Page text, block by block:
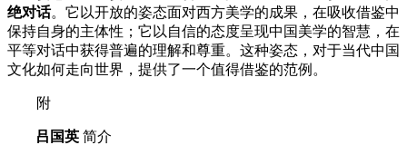
绝对话。它以开放的姿态面对西方美学的成果，在吸收借鉴中
保持自身的主体性；它以自信的态度呈现中国美学的智慧，在
平等对话中获得普遍的理解和尊重。这种姿态，对于当代中国
文化如何走向世界，提供了一个值得借鉴的范例。
附
吕国英 简介